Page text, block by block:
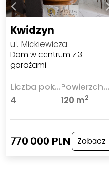
Kwidzyn
ul. Mickiewicza
Dom w centrum z 3
garażami
Liczba pokoi
4
Powierzchnia
120 m2
770 000 PLN Zobacz